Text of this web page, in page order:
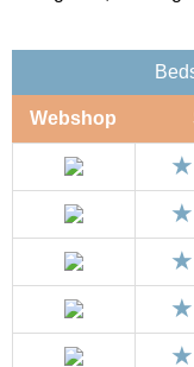
Webshop